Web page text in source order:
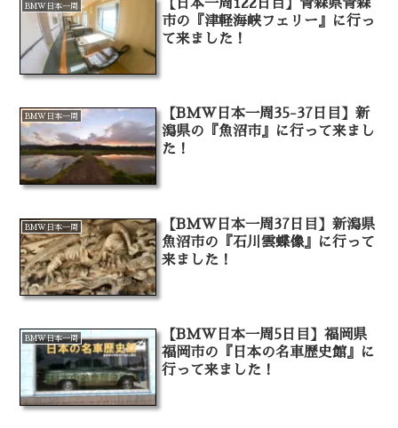
BMW日本一周
【日本一周122日目】青森県青森
市の『津軽海峡フェリー』に行っ
て来ました！
BMW日本一周
【BMW日本一周35-37日目】新
潟県の『魚沼市』に行って来まし
た！
BMW日本一周
【BMW日本一周37日目】新潟県
魚沼市の『石川雲蝶像』に行って
来ました！
BMW日本一周
【BMW日本一周5日目】福岡県
福岡市の『日本の名車歴史館』に
行って来ました！